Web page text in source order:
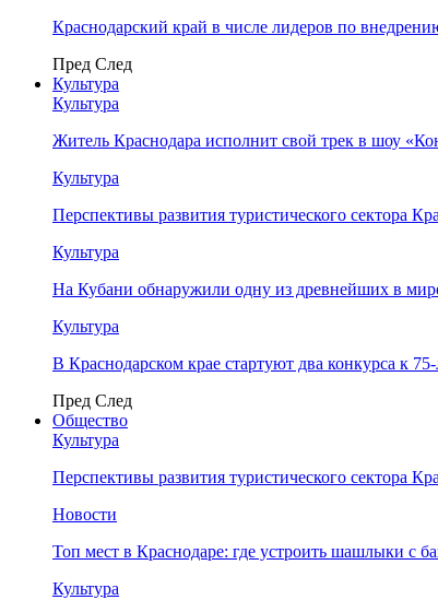
Краснодарский край в числе лидеров по
Пред След
Культура
Культура
Житель Краснодара исполнит свой трек в шоу
Культура
Перспективы развития туристического сектора
Культура
На Кубани обнаружили одну из древнейших в
Культура
В Краснодарском крае стартуют два конкурса к
Пред След
Общество
Культура
Перспективы развития туристического сектора
Новости
Топ мест в Краснодаре: где устроить шашлыки с
Культура